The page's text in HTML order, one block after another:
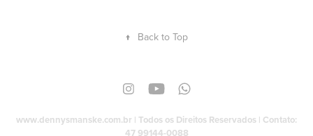
↑ Back to Top
www.dennysmanske.com.br | Todos os Direitos Reservados | Contato:
47 99144-0088